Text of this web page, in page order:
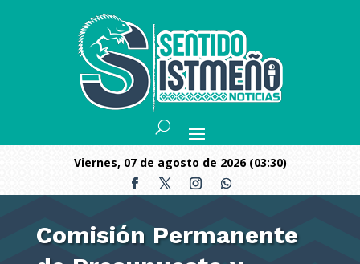
viernes, 07 de agosto de 2026 (03:30)
Comisión Permanente